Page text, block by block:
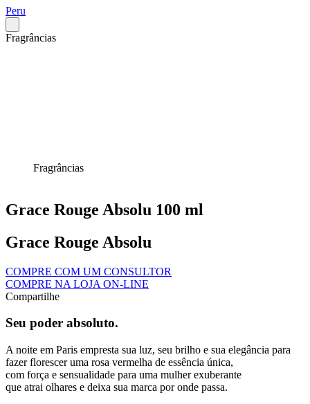
Peru
Fragrâncias
Fragrâncias
Grace Rouge Absolu 100 ml
Grace Rouge Absolu
COMPRE COM UM CONSULTOR
COMPRE NA LOJA ON-LINE
Compartilhe
Seu poder absoluto.
A noite em Paris empresta sua luz, seu brilho e sua elegância para
fazer florescer uma rosa vermelha de essência única,
com força e sensualidade para uma mulher exuberante
que atrai olhares e deixa sua marca por onde passa.